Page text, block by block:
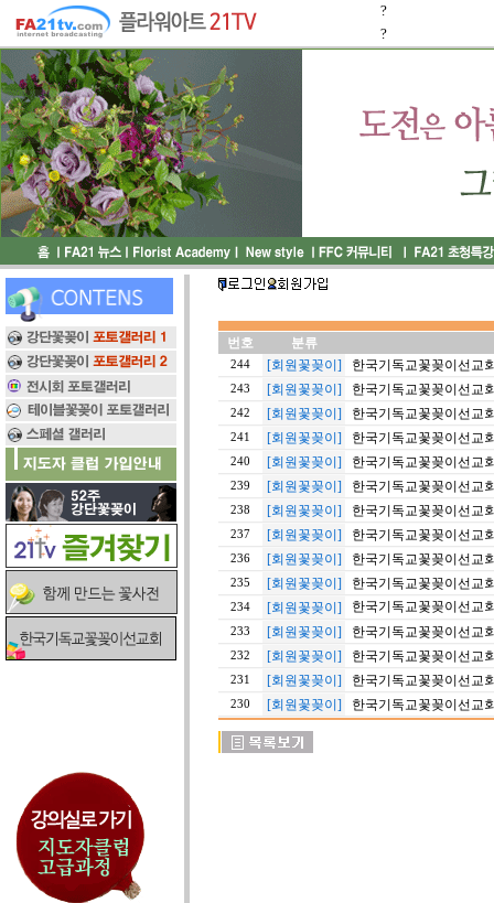
?
?
번호 분류
244 [회원꽃꽂이] 한국기독교꽃꽂이선교
243 [회원꽃꽂이] 한국기독교꽃꽂이선교
242 [회원꽃꽂이] 한국기독교꽃꽂이선교
241 [회원꽃꽂이] 한국기독교꽃꽂이선교
240 [회원꽃꽂이] 한국기독교꽃꽂이선교
239 [회원꽃꽂이] 한국기독교꽃꽂이선교
238 [회원꽃꽂이] 한국기독교꽃꽂이선교
237 [회원꽃꽂이] 한국기독교꽃꽂이선교
236 [회원꽃꽂이] 한국기독교꽃꽂이선교
235 [회원꽃꽂이] 한국기독교꽃꽂이선교
234 [회원꽃꽂이] 한국기독교꽃꽂이선교
233 [회원꽃꽂이] 한국기독교꽃꽂이선교
232 [회원꽃꽂이] 한국기독교꽃꽂이선교
231 [회원꽃꽂이] 한국기독교꽃꽂이선교
230 [회원꽃꽂이] 한국기독교꽃꽂이선교